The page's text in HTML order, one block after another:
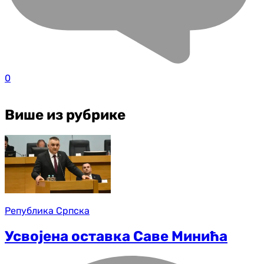
0
Више из рубрике
Република Српска
Усвојена оставка Саве Минића